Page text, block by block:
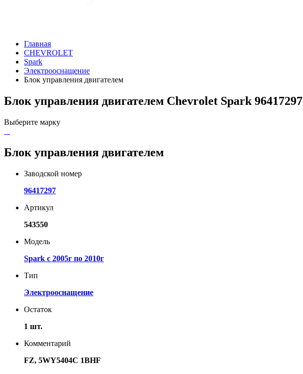
Главная
CHEVROLET
Spark
Электрооснащение
Блок управления двигателем
Блок управления двигателем Chevrolet Spark 96417297
Выберите марку
Блок управления двигателем
Заводской номер
96417297
Артикул
543550
Модель
Spark с 2005г по 2010г
Тип
Электрооснащение
Остаток
1 шт.
Комментарий
FZ, 5WY5404C 1BHF